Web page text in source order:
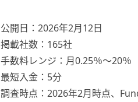
公開日：2026年2月12日
掲載社数：165社
手数料レンジ：月0.25％～20％
最短入金：5分
調査時点：2026年2月時点、